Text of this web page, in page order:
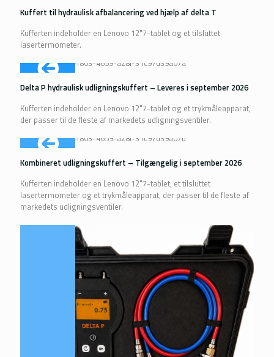
Kuffert til hydraulisk afbalancering ved hjælp af delta T
Kufferten indeholder en Lenovo 12"7-tablet og et tilsluttet
lasertermometer.
Delta P hydraulisk udligningskuffert – Leveres i september 2026
Kufferten indeholder en Lenovo 12"7-tablet og et trykmåleapparat,
der passer til de fleste af markedets udligningsventiler.
Kombineret udligningskuffert – Tilgængelig i september 2026
Kufferten indeholder en Lenovo 12"7-tablet, et tilsluttet
lasertermometer og et trykmåleapparat, der passer til de fleste af
markedets udligningsventiler.